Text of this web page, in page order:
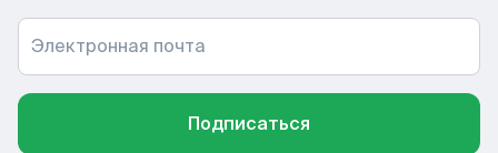
Электронная почта
Подписаться